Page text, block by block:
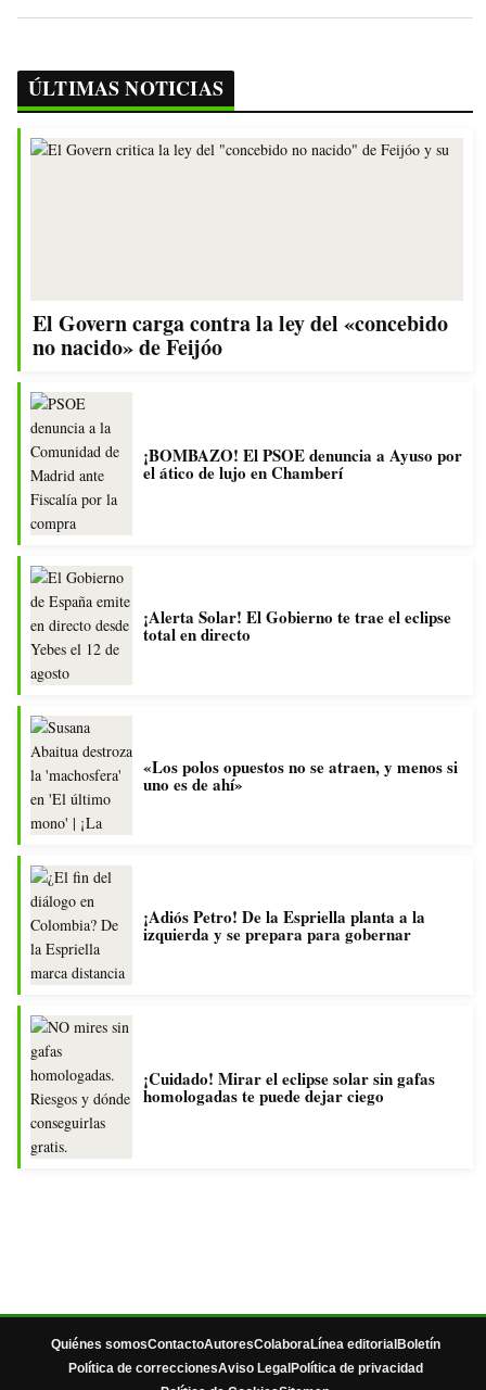
ÚLTIMAS NOTICIAS
El Govern carga contra la ley del «concebido
no nacido» de Feijóo
¡BOMBAZO! El PSOE denuncia a Ayuso por
el ático de lujo en Chamberí
¡Alerta Solar! El Gobierno te trae el eclipse
total en directo
«Los polos opuestos no se atraen, y menos si
uno es de ahí»
¡Adiós Petro! De la Espriella planta a la
izquierda y se prepara para gobernar
¡Cuidado! Mirar el eclipse solar sin gafas
homologadas te puede dejar ciego
Quiénes somosContactoAutoresColaboraLínea editorial Boletín
Política de correccionesAviso Legal Política de privacidad